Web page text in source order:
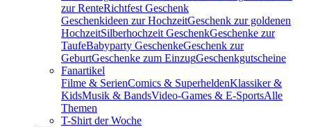
zur RenteRichtfest Geschenk
Geschenkideen zur HochzeitGeschenk zur goldenen
HochzeitSilberhochzeit GeschenkGeschenke zur
TaufeBabyparty GeschenkeGeschenk zur
GeburtGeschenke zum EinzugGeschenkgutscheine
Fanartikel
Filme & SerienComics & SuperheldenKlassiker &
KidsMusik & BandsVideo-Games & E-SportsAlle
Themen
T-Shirt der Woche